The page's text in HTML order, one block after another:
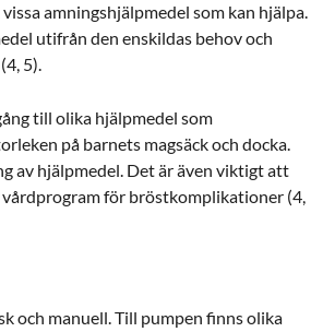
amningshjälpmedel som kan hjälpa.
utifrån den enskildas behov och
5).
till olika hjälpmedel som
på barnets magsäck och docka.
av hjälpmedel. Det är även viktigt att
för bröstkomplikationer (4,
och manuell. Till pumpen finns olika